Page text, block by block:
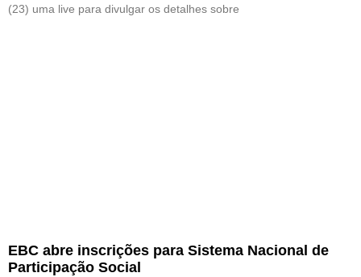
(23) uma live para divulgar os detalhes sobre
EBC abre inscrições para Sistema Nacional de
Participação Social